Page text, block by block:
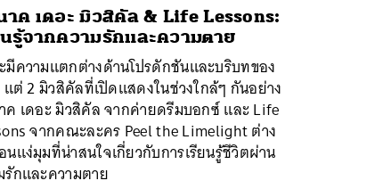
าค เดอะ มิวสิคัล & Life Lessons:
นรู้จากความรักและความตาย
มีความแตกต่างด้านโปรดักชันและบริบทของ
แต่ 2 มิวสิคัลที่เปิดแสดงในช่วงใกล้ๆ กันอย่าง
ค เดอะ มิวสิคัล จากค่ายดรีมบอกซ์ และ Life
จากคณะละคร Peel the Limelight ต่าง
แง่มุมที่น่าสนใจเกี่ยวกับการเรียนรู้ชีวิตผ่าน
รักและความตาย